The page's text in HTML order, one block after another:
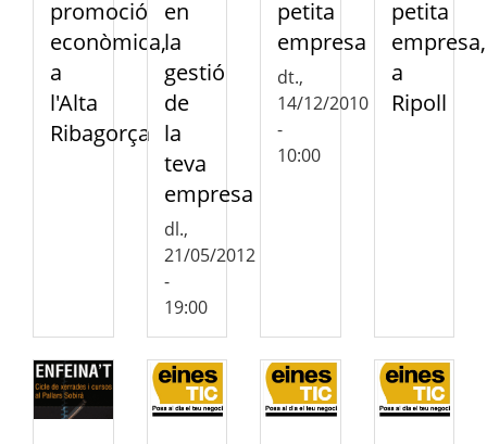
promoció
econòmica,
a
l'Alta
Ribagorça
en
la
gestió
de
la
teva
empresa
dl.,
21/05/2012
-
19:00
petita
empresa
dt.,
14/12/2010
-
10:00
petita
empresa,
a
Ripoll